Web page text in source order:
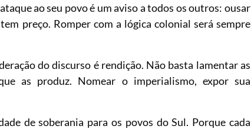
ao seu povo é um aviso a todos os outros: ousar
preço. Romper com a lógica colonial será sempre
do discurso é rendição. Não basta lamentar as
as produz. Nomear o imperialismo, expor sua
de soberania para os povos do Sul. Porque cada